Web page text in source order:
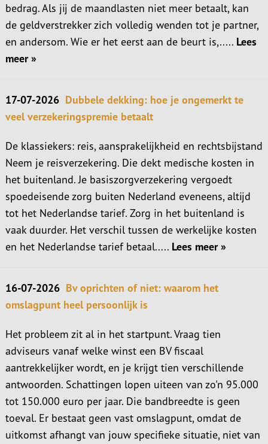
bedrag. Als jij de maandlasten niet meer betaalt, kan
de geldverstrekker zich volledig wenden tot je partner,
en andersom. Wie er het eerst aan de beurt is,..... Lees
meer »
17-07-2026 Dubbele dekking: hoe je ongemerkt te
veel verzekeringspremie betaalt
De klassiekers: reis, aansprakelijkheid en rechtsbijstand
Neem je reisverzekering. Die dekt medische kosten in
het buitenland. Je basiszorgverzekering vergoedt
spoedeisende zorg buiten Nederland eveneens, altijd
tot het Nederlandse tarief. Zorg in het buitenland is
vaak duurder. Het verschil tussen de werkelijke kosten
en het Nederlandse tarief betaal..... Lees meer »
16-07-2026 Bv oprichten of niet: waarom het
omslagpunt heel persoonlijk is
Het probleem zit al in het startpunt. Vraag tien
adviseurs vanaf welke winst een BV fiscaal
aantrekkelijker wordt, en je krijgt tien verschillende
antwoorden. Schattingen lopen uiteen van zo'n 95.000
tot 150.000 euro per jaar. Die bandbreedte is geen
toeval. Er bestaat geen vast omslagpunt, omdat de
uitkomst afhangt van jouw specifieke situatie, niet van